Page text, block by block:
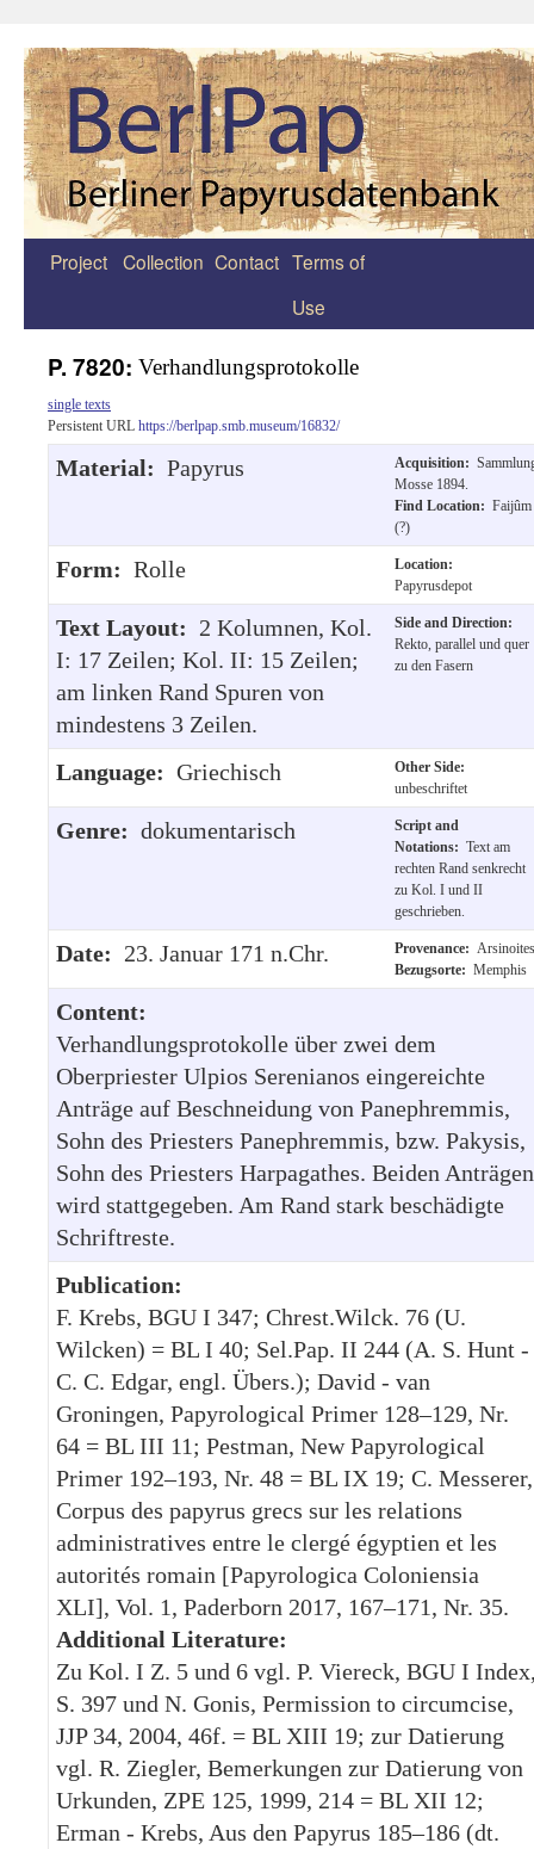
Zum
Project Collection Contact Terms of
Use
P. 7820: Verhandlungsprotokolle
single texts
Persistent URL https://berlpap.smb.museum/16832/
Material: Papyrus Acquisition:
Mosse 1894.
Find Location: Faijûm
(?)
Form: Rolle
Location:
Papyrusdepot
Text Layout: 2 Kolumnen, Kol.
I: 17 Zeilen; Kol. II: 15 Zeilen;
am linken Rand Spuren von
mindestens 3 Zeilen.
Side and Direction:
Rekto, parallel und quer
zu den Fasern
Language: Griechisch
Other Side:
unbeschriftet
Genre: dokumentarisch
Script and
Notations: Text am
rechten Rand senkrecht
zu Kol. I und II
geschrieben.
Date: 23. Januar 171 n.Chr. Provenance: Arsinoites
Bezugsorte: Memphis
Content:
Verhandlungsprotokolle über zwei dem
Oberpriester Ulpios Serenianos eingereichte
Anträge auf Beschneidung von Panephremmis,
Sohn des Priesters Panephremmis, bzw. Pakysis,
Sohn des Priesters Harpagathes. Beiden Anträgen
wird stattgegeben. Am Rand stark beschädigte
Schriftreste.
Publication:
F. Krebs, BGU I 347; Chrest.Wilck. 76 (U.
Wilcken) = BL I 40; Sel.Pap. II 244 (A. S. Hunt -
C. C. Edgar, engl. Übers.); David - van
Groningen, Papyrological Primer 128–129, Nr.
64 = BL III 11; Pestman, New Papyrological
Primer 192–193, Nr. 48 = BL IX 19; C. Messerer,
Corpus des papyrus grecs sur les relations
administratives entre le clergé égyptien et les
autorités romain [Papyrologica Coloniensia
XLI], Vol. 1, Paderborn 2017, 167–171, Nr. 35.
Additional Literature:
Zu Kol. I Z. 5 und 6 vgl. P. Viereck, BGU I
S. 397 und N. Gonis, Permission to circumcise,
JJP 34, 2004, 46f. = BL XIII 19; zur Datierung
vgl. R. Ziegler, Bemerkungen zur Datierung von
Urkunden, ZPE 125, 1999, 214 = BL XII 12;
Erman - Krebs, Aus den Papyrus 185–186 (dt.